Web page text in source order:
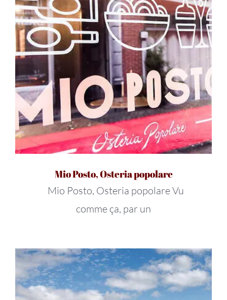
Mio Posto, Osteria popolare
Mio Posto, Osteria popolare Vu
comme ça, par un